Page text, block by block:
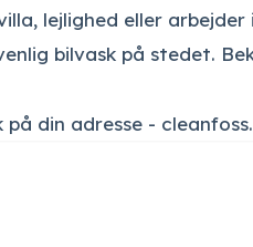
lejlighed eller
bilvask på stedet.